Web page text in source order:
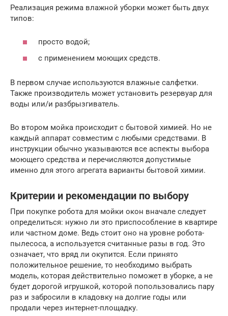
Реализация режима влажной уборки может быть двух
типов:
просто водой;
с применением моющих средств.
В первом случае используются влажные салфетки.
Также производитель может установить резервуар для
воды или/и разбрызгиватель.
Во втором мойка происходит с бытовой химией. Но не
каждый аппарат совместим с любыми средствами. В
инструкции обычно указываются все аспекты выбора
моющего средства и перечисляются допустимые
именно для этого агрегата варианты бытовой химии.
Критерии и рекомендации по выбору
При покупке робота для мойки окон вначале следует
определиться: нужно ли это приспособление в квартире
или частном доме. Ведь стоит оно на уровне робота-
пылесоса, а используется считанные разы в год. Это
означает, что вряд ли окупится. Если принято
положительное решение, то необходимо выбрать
модель, которая действительно поможет в уборке, а не
будет дорогой игрушкой, которой попользовались пару
раз и забросили в кладовку на долгие годы или
продали через интернет-площадку.